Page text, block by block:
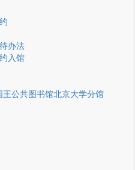
办法
入馆
王公共图书馆北京大学分馆